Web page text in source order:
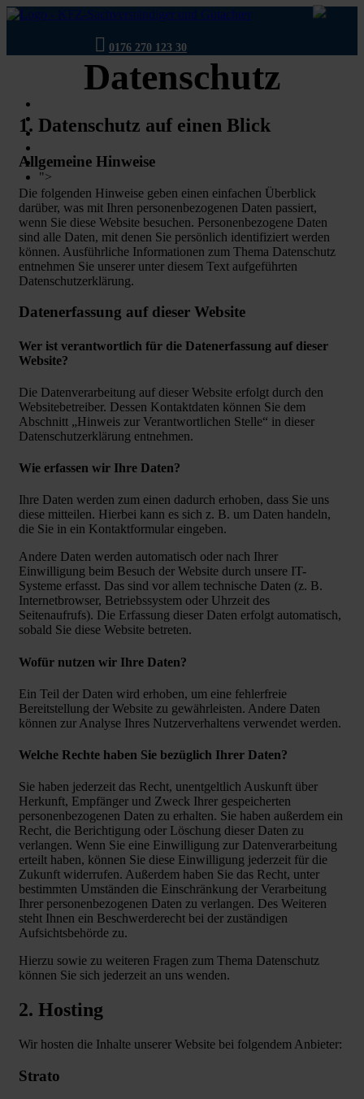
0176 270 123 30
gutachterneuulm@gmail.com
Kontakt
Ablauf Unfall
Über uns
">
Datenschutz
1. Datenschutz auf einen Blick
Allgemeine Hinweise
Die folgenden Hinweise geben einen einfachen Überblick
darüber, was mit Ihren personenbezogenen Daten passiert,
wenn Sie diese Website besuchen. Personenbezogene Daten
sind alle Daten, mit denen Sie persönlich identifiziert werden
können. Ausführliche Informationen zum Thema Datenschutz
entnehmen Sie unserer unter diesem Text aufgeführten
Datenschutzerklärung.
Datenerfassung auf dieser Website
Wer ist verantwortlich für die Datenerfassung auf dieser
Website?
Die Datenverarbeitung auf dieser Website erfolgt durch den
Websitebetreiber. Dessen Kontaktdaten können Sie dem
Abschnitt „Hinweis zur Verantwortlichen Stelle“ in dieser
Datenschutzerklärung entnehmen.
Wie erfassen wir Ihre Daten?
Ihre Daten werden zum einen dadurch erhoben, dass Sie uns
diese mitteilen. Hierbei kann es sich z. B. um Daten handeln,
die Sie in ein Kontaktformular eingeben.
Andere Daten werden automatisch oder nach Ihrer
Einwilligung beim Besuch der Website durch unsere IT-
Systeme erfasst. Das sind vor allem technische Daten (z. B.
Internetbrowser, Betriebssystem oder Uhrzeit des
Seitenaufrufs). Die Erfassung dieser Daten erfolgt automatisch,
sobald Sie diese Website betreten.
Wofür nutzen wir Ihre Daten?
Ein Teil der Daten wird erhoben, um eine fehlerfreie
Bereitstellung der Website zu gewährleisten. Andere Daten
können zur Analyse Ihres Nutzerverhaltens verwendet werden.
Welche Rechte haben Sie bezüglich Ihrer Daten?
Sie haben jederzeit das Recht, unentgeltlich Auskunft über
Herkunft, Empfänger und Zweck Ihrer gespeicherten
personenbezogenen Daten zu erhalten. Sie haben außerdem ein
Recht, die Berichtigung oder Löschung dieser Daten zu
verlangen. Wenn Sie eine Einwilligung zur Datenverarbeitung
erteilt haben, können Sie diese Einwilligung jederzeit für die
Zukunft widerrufen. Außerdem haben Sie das Recht, unter
bestimmten Umständen die Einschränkung der Verarbeitung
Ihrer personenbezogenen Daten zu verlangen. Des Weiteren
steht Ihnen ein Beschwerderecht bei der zuständigen
Aufsichtsbehörde zu.
Hierzu sowie zu weiteren Fragen zum Thema Datenschutz
können Sie sich jederzeit an uns wenden.
2. Hosting
Wir hosten die Inhalte unserer Website bei folgendem Anbieter:
Strato